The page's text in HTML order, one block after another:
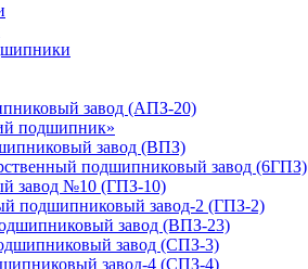
завод (АПЗ-20)
подшипник»
завод (ВПЗ)
подшипниковый завод (6ГПЗ)
завод №10 (ГПЗ-10)
подшипниковый завод-2 (ГПЗ-2)
завод (ВПЗ-23)
завод (СПЗ-3)
завод-4 (СПЗ-4)